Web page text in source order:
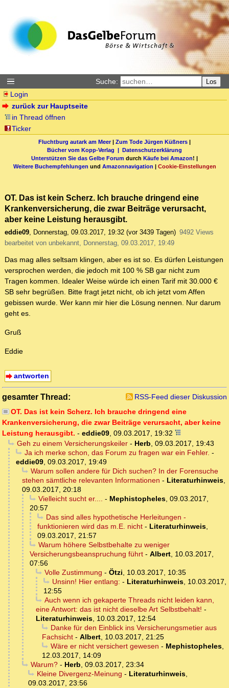
Suche: Los
Login
zurück zur Hauptseite
in Thread öffnen
Ticker
Fluchtburg autark am Meer| Zum Tode Jürgen Küßners |
Bücher vom Kopp-Verlag | Datenschutzerklärung
Unterstützen Sie das Gelbe Forum durch Käufe bei Amazon! |
Weitere Buchempfehlungen und Amazonnavigation | Cookie-Einstellungen
OT. Das ist kein Scherz. Ich brauche dringend eine
Krankenversicherung, die zwar Beiträge verursacht,
aber keine Leistung herausgibt.
eddie09, Donnerstag, 09.03.2017, 19:32 (vor 3439 Tagen) 9492 Views
bearbeitet von unbekannt, Donnerstag, 09.03.2017, 19:49
Das mag alles seltsam klingen, aber es ist so. Es dürfen Leistungen
versprochen werden, die jedoch mit 100 % SB gar nicht zum
Tragen kommen. Idealer Weise würde ich einen Tarif mit 30.000 €
SB sehr begrüßen. Bitte fragt jetzt nicht, ob ich jetzt vom Affen
gebissen wurde. Wer kann mir hier die Lösung nennen. Nur darum
geht es.
Gruß
Eddie
antworten
gesamter Thread:
RSS-Feed dieser Diskussion
OT. Das ist kein Scherz. Ich brauche dringend eine
Krankenversicherung, die zwar Beiträge verursacht, aber keine
Leistung herausgibt. - eddie09, 09.03.2017, 19:32
Geh zu einem Versicherungskeiler- Herb, 09.03.2017, 19:43
Ja ich merke schon, das Forum zu fragen war ein Fehler. -
eddie09, 09.03.2017, 19:49
Warum sollen andere für Dich suchen? In der Forensuche
stehen sämtliche relevanten Informationen - Literaturhinweis,
09.03.2017, 20:18
Vielleicht sucht er.... - Mephistopheles, 09.03.2017,
20:57
Das sind alles hypothetische Herleitungen -
funktionieren wird das m.E. nicht - Literaturhinweis,
09.03.2017, 21:57
Warum höhere Selbstbehalte zu weniger
Versicherungsbeanspruchung führt - Albert, 10.03.2017,
07:56
Volle Zustimmung - Ötzi, 10.03.2017, 10:35
Unsinn! Hier entlang: - Literaturhinweis, 10.03.2017,
12:55
Auch wenn ich gekaperte Threads nicht leiden kann,
eine Antwort: das ist nicht dieselbe Art Selbstbehalt! -
Literaturhinweis, 10.03.2017, 12:54
Danke für den Einblick ins Versicherungsmetier aus
Fachsicht - Albert, 10.03.2017, 21:25
Wäre er nicht versichert gewesen - Mephistopheles,
12.03.2017, 14:09
Warum?- Herb, 09.03.2017, 23:34
Kleine Divergenz-Meinung - Literaturhinweis,
09.03.2017, 23:56